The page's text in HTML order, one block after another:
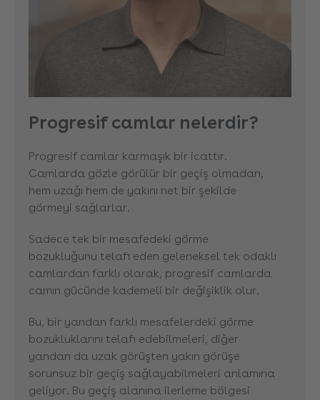
Progresif camlar nelerdir?
Progresif camlar karmaşık bir icattır.
Camlarda gözle görülür bir geçiş olmadan,
hem uzağı hem de yakını net bir şekilde
görmeyi sağlarlar.
Sadece tek bir mesafedeki görme
bozukluğunu telafi eden geleneksel tek odaklı
camlardan farklı olarak, progresif camlarda
camın gücünde kademeli bir değişiklik olur.
Bu, bir yandan farklı mesafelerdeki görme
bozukluklarını telafi edebilmeleri, diğer
yandan da uzak görüşten yakın görüşe
sorunsuz bir geçiş sağlayabilmeleri anlamına
geliyor. Bu geçiş alanına ilerleme bölgesi